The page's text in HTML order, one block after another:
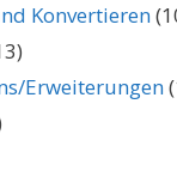
Konvertieren
Erweiterungen